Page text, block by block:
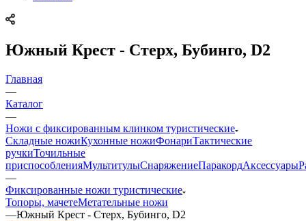
Южный Крест - Стерх, Бубинго, D2
Главная
—
Каталог
—
Ножи с фиксированным клинком туристические
Складные ножиКухонные ножиФонариТактические
ручкиТочильные
приспособленияМультитулыСнаряжениеПаракордАксессуары
—
Фиксированные ножи туристические
Топоры, мачетеМетательные ножи
—Южный Крест - Стерх, Бубинго, D2